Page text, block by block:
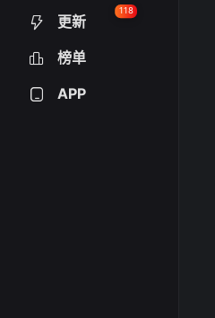
更新
118
榜单
APP